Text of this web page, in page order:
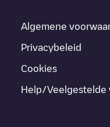
Algemene
Privacybeleid
Cookies
Help/Veelgestelde